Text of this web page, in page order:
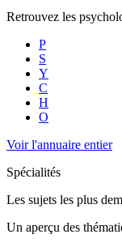
Retrouvez les
P
S
Y
C
H
O
Voir l'annuaire entier
Spécialités
Les sujets les plus
Un aperçu des